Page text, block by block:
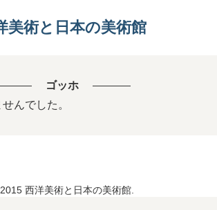
美術と日本の美術館
ゴッホ
んでした。
西洋美術と日本の美術館.